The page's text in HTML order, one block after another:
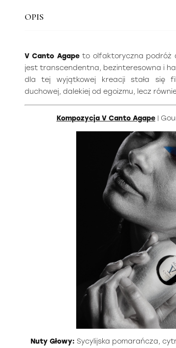
OPIS
V Canto Agapeto olfaktoryczna podróż
jest transcendentna, bezinteresowna i
dla tej wyjątkowej kreacji stała się
duchowej, dalekiej od egoizmu, lecz
Kompozycja V Canto Agape|
Nuty Głowy: Sycylijska pomarańcza,